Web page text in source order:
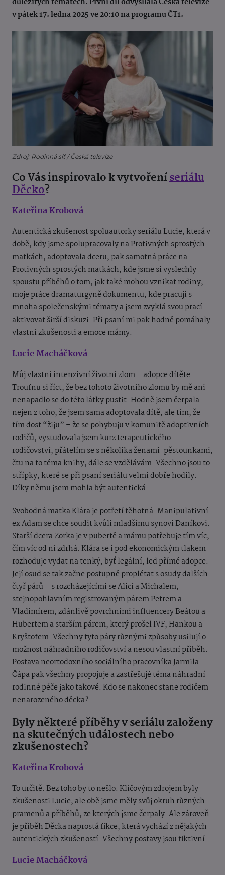
v pátek 17. ledna 2025 ve 20:10 na programu ČT1.
Zdroj: Rodinná síť / Česká televize
Co Vás inspirovalo k vytvořeníseriálu
Děcko?
Kateřina Krobová
Autentická zkušenost spoluautorky seriálu Lucie, která v
době, kdy jsme spolupracovaly na Protivných sprostých
matkách, adoptovala dceru, pak samotná práce na
Protivných sprostých matkách, kde jsme si vyslechly
spoustu příběhů o tom, jak také mohou vznikat rodiny,
moje práce dramaturgyně dokumentu, kde pracuji s
mnoha společenskými tématy a jsem zvyklá svou prací
aktivovat širší diskuzi. Při psaní mi pak hodně pomáhaly
vlastní zkušenosti a emoce mámy.
Lucie Macháčková
Můj vlastní intenzivní životní zlom – adopce dítěte.
Troufnu si říct, že bez tohoto životního zlomu by mě ani
nenapadlo se do této látky pustit. Hodně jsem čerpala
nejen z toho, že jsem sama adoptovala dítě, ale tím, že
tím dost “žiju” – že se pohybuju v komunitě adoptivních
rodičů, vystudovala jsem kurz terapeutického
rodičovství, přátelím se s několika ženami-pěstounkami,
čtu na to téma knihy, dále se vzdělávám. Všechno jsou to
střípky, které se při psaní seriálu velmi dobře hodily.
Díky němu jsem mohla být autentická.
Svobodná matka Klára je potřetí těhotná. Manipulativní
ex Adam se chce soudit kvůli mladšímu synovi Daníkovi.
Starší dcera Zorka je v pubertě a mámu potřebuje tím víc,
čím víc od ní zdrhá. Klára se i pod ekonomickým tlakem
rozhoduje vydat na tenký, byť legální, led přímé adopce.
Její osud se tak začne postupně proplétat s osudy dalších
čtyř párů – s rozcházejícími se Alicí a Michalem,
stejnopohlavním registrovaným párem Petrem a
Vladimírem, zdánlivě povrchními influencery Beátou a
Hubertem a starším párem, který prošel IVF, Hankou a
Kryštofem. Všechny tyto páry různými způsoby usilují o
možnost náhradního rodičovství a nesou vlastní příběh.
Postava neortodoxního sociálního pracovníka Jarmila
Čápa pak všechny propojuje a zastřešujé téma náhradní
rodinné péče jako takové. Kdo se nakonec stane rodičem
nenarozeného děcka?
Byly některé příběhy v seriálu založeny
na skutečných událostech nebo
zkušenostech?
Kateřina Krobová
To určitě. Bez toho by to nešlo. Klíčovým zdrojem byly
zkušenosti Lucie, ale obě jsme měly svůj okruh různých
pramenů a příběhů, ze kterých jsme čerpaly. Ale zároveň
je příběh Děcka naprostá fikce, která vychází z nějakých
autentických zkušeností. Všechny postavy jsou fiktivní.
Lucie Macháčková